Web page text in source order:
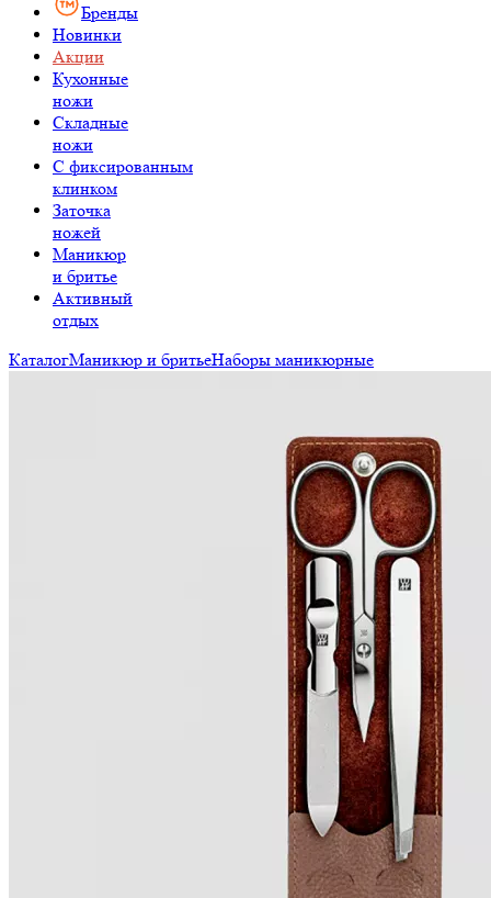
Бренды
Новинки
Акции
Кухонные
ножи
Складные
ножи
C фиксированным
клинком
Заточка
ножей
Маникюр
и бритье
Активный
отдых
КаталогМаникюр и бритьеНаборы маникюрные